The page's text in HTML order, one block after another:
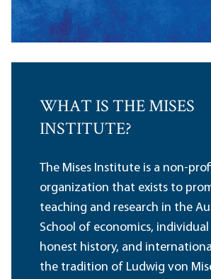
WHAT IS THE MISES
INSTITUTE?
The Mises Institute is a non-
organization that exists to
teaching and research in the
School of economics,
honest history, and
the tradition of Ludwig von